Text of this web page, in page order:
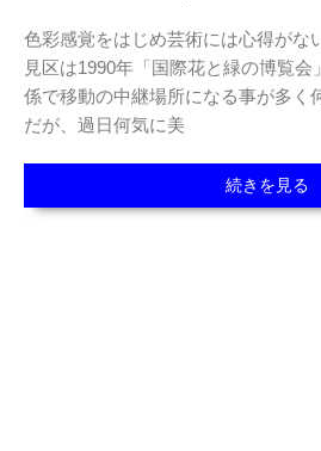
色彩感覚をはじめ芸術には心得がな
見区は1990年「国際花と緑の博覧
係で移動の中継場所になる事が多く
だが、過日何気に美
続きを見る